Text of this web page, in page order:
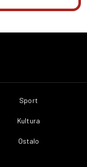
Sport
Kultura
Ostalo